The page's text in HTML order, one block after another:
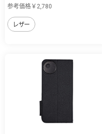
参考価格￥2,780
レザー